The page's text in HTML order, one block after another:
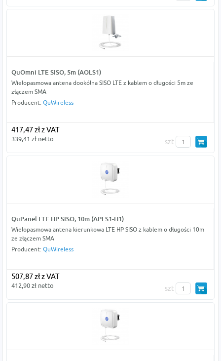
QuOmni LTE SISO, 5m (AOLS1)
Wielopasmowa antena dookólna SISO LTE z kablem o długości 5m ze
złączem SMA
Producent: QuWireless
417,47 zł z VAT
339,41 zł netto szt
QuPanel LTE HP SISO, 10m (APLS1-H1)
Wielopasmowa antena kierunkowa LTE HP SISO z kablem o długości 10m
ze złączem SMA
Producent: QuWireless
507,87 zł z VAT
412,90 zł netto szt